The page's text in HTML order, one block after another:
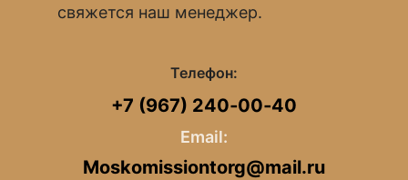
свяжется наш менеджер.
Телефон:
+7 (967) 240‑00‑40
Email:
Moskomissiontorg@mail.ru